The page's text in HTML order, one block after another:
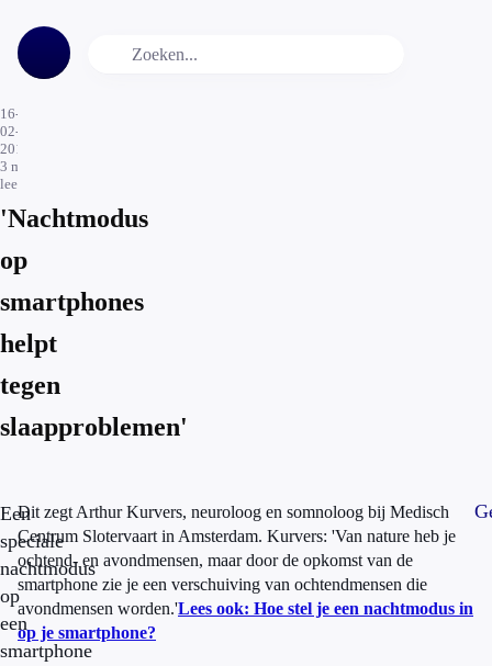
16-
02-
2017
3 min.
leestijd
'Nachtmodus
op
smartphones
helpt
tegen
slaapproblemen'
Een
speciale
nachtmodus
op
een
smartphone
Dit zegt Arthur Kurvers, neuroloog en somnoloog bij Medisch
Centrum Slotervaart in Amsterdam. Kurvers: 'Van nature heb je
ochtend- en avondmensen, maar door de opkomst van de
smartphone zie je een verschuiving van ochtendmensen die
avondmensen worden.'Lees ook: Hoe stel je een nachtmodus in
op je smartphone?